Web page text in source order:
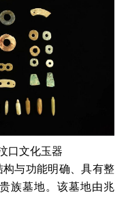
文化玉器
与功能明确、具有整
族墓地。该墓地由兆